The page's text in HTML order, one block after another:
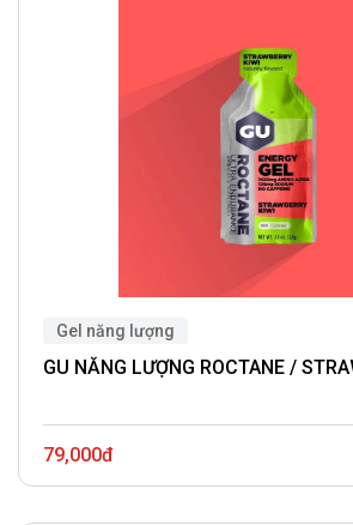
Gel năng lượng
GU NĂNG LƯỢNG ROCTANE /
79,000đ